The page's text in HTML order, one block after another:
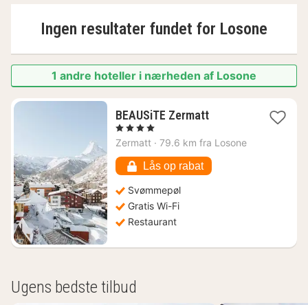
Ingen resultater fundet for Losone
1 andre hoteller i nærheden af Losone
BEAUSiTE Zermatt1
fra
kr.
, 4 Stjerner
Zermatt · 79.6 km fra Losone
Lås op rabat
Svømmepøl
Gratis Wi-Fi
Restaurant
Ugens bedste tilbud